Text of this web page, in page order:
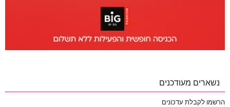
נשארים מעודכנים
הרשמו לקבלת עדכונים